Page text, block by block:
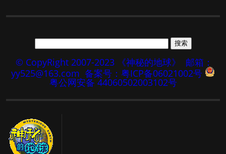
© CopyRight 2007-2023 《神秘的地球》
邮箱：
yy525@163.com 备案号：粤ICP备06021002号
粤公网安备 44060502003102号